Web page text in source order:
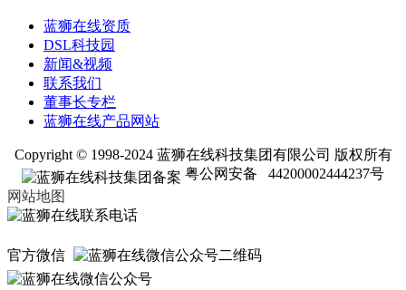
蓝狮在线资质
DSL科技园
新闻&视频
联系我们
董事长专栏
蓝狮在线产品网站
Copyright © 1998-2024 蓝狮在线科技集团有限公司 版权所有
粤公网安备 44200002444237号
网站地图
官方微信